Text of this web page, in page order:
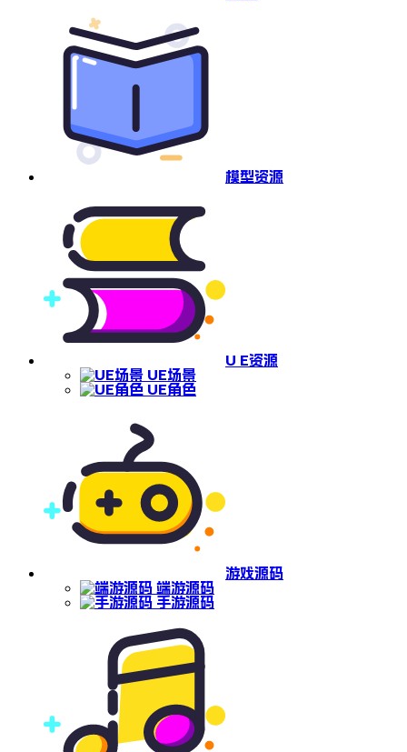
模型资源
U E资源
UE场景
UE角色
游戏源码
端游源码
手游源码